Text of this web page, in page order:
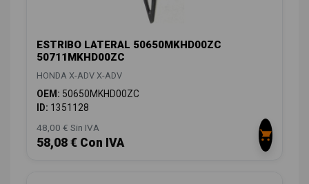
ESTRIBO LATERAL 50650MKHD00ZC
50711MKHD00ZC
HONDA X-ADV X-ADV
OEM: 50650MKHD00ZC
ID: 1351128
48,00 € Sin IVA
58,08 € Con IVA